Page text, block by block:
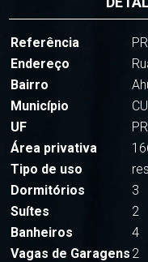
Referência
Endereço
Bairro
Município
UF
PR
Área privativa
Tipo de uso
Dormitórios
3
Suítes
2
Banheiros
4
Vagas de Garagens 2